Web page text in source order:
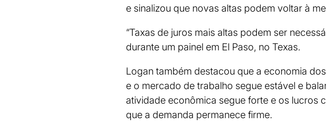
e sinalizou que novas altas podem voltar à
“Taxas de juros mais altas podem ser
durante um painel em El Paso, no Texas.
Logan também destacou que a economia
e o mercado de trabalho segue estável e
atividade econômica segue forte e os lucros
que a demanda permanece firme.